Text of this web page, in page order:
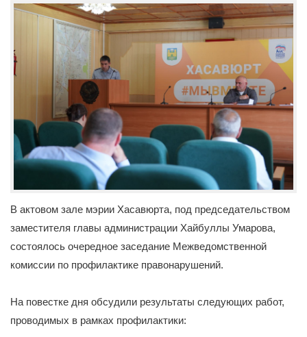
В актовом зале мэрии Хасавюрта, под председательством
заместителя главы администрации Хайбуллы Умарова,
состоялось очередное заседание Межведомственной
комиссии по профилактике правонарушений.
На повестке дня обсудили результаты следующих работ,
проводимых в рамках профилактики: